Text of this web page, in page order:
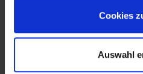
Cookies
Auswahl
finanzieller Unterstützung
Wien.